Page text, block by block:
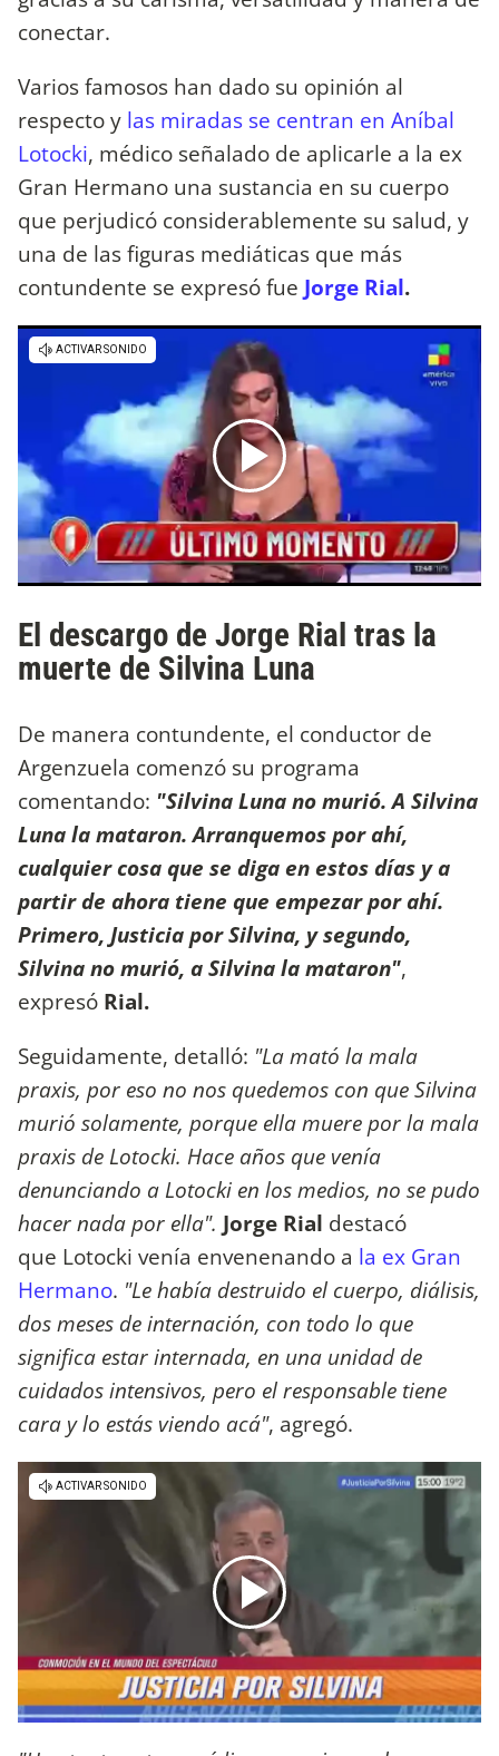
conectar.
Varios famosos han dado su opinión al
respecto y las miradas se centran en Aníbal
Lotocki, médico señalado de aplicarle a la ex
Gran Hermano una sustancia en su cuerpo
que perjudicó considerablemente su salud, y
una de las figuras mediáticas que más
contundente se expresó fue Jorge Rial.
El descargo de Jorge Rial tras la
muerte de Silvina Luna
De manera contundente, el conductor de
Argenzuela comenzó su programa
comentando: "Silvina Luna no murió. A Silvina
Luna la mataron. Arranquemos por ahí,
cualquier cosa que se diga en estos días y a
partir de ahora tiene que empezar por ahí.
Primero, Justicia por Silvina, y segundo,
Silvina no murió, a Silvina la mataron",
expresó Rial.
Seguidamente, detalló: "La mató la mala
praxis, por eso no nos quedemos con que Silvina
murió solamente, porque ella muere por la mala
praxis de Lotocki. Hace años que venía
denunciando a Lotocki en los medios, no se pudo
hacer nada por ella". Jorge Rial destacó
que Lotocki venía envenenando a la ex Gran
Hermano. "Le había destruido el cuerpo, diálisis,
dos meses de internación, con todo lo que
significa estar internada, en una unidad de
cuidados intensivos, pero el responsable tiene
cara y lo estás viendo acá", agregó.